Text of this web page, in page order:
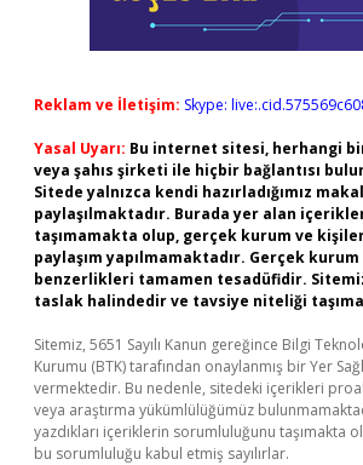
Reklam ve İletişim: Skype:
Yasal Uyarı: Bu internet sitesi, herhangi
veya şahıs şirketi ile hiçbir bağlantısı
Sitede yalnızca kendi hazırladığımız
paylaşılmaktadır. Burada yer alan
taşımamakta olup, gerçek kurum ve
paylaşım yapılmamaktadır. Gerçek
benzerlikleri tamamen tesadüfidir.
taslak halindedir ve tavsiye niteliği
Sitemiz, 5651 Sayılı Kanun gereğince Bilgi
Kurumu (BTK) tarafından onaylanmış bir Yer
vermektedir. Bu nedenle, sitedeki içerikleri
veya araştırma yükümlülüğümüz
yazdıkları içeriklerin sorumluluğunu taşımakta
bu sorumluluğu kabul etmiş sayılırlar.